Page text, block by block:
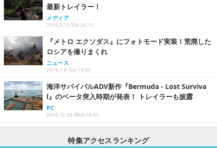
最新トレイラー！
メディア
2016.3.12 Sat 20:10
『メトロ エクソダス』にフォトモード実装！荒廃した
ロシアを撮りまくれ
ニュース
2019.1.8 Tue 14:30
海洋サバイバルADV新作『Bermuda - Lost Surviva
l』のベータ突入時期が発表！ トレイラーも披露
PC
2018.12.26 Wed 16:40
特集アクセスランキング